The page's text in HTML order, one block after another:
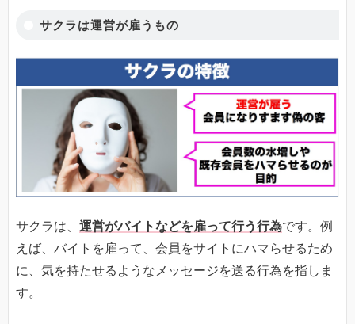
サクラは運営が雇うもの
サクラは、 運営がバイトなどを雇って行う行為です。例
えば、バイトを雇って、会員をサイトにハマらせるため
に、気を持たせるようなメッセージを送る行為を指しま
す。